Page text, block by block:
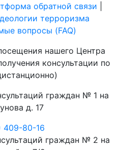
обратной связи
терроризма
вопросы (FAQ)
нашего Центра
консультации по
граждан № 1 на
д. 17
409-80-16
граждан № 2 на